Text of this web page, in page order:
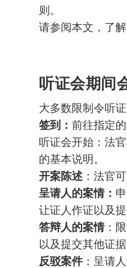
则。
请参阅本文，了
听证会期间
大多数限制令听
签到： 前往指定
听证会开始：法
的基本说明。
开案陈述 ：法官
呈请人的案情：
让证人作证以及
答辩人的案情：
以及提交其他证
反驳案件：呈请